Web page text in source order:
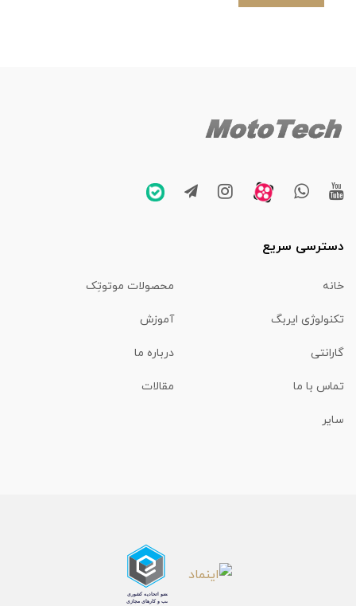
دسترسی سریع
خانه محصولات موتوتِک
تکنولوژی ایربگ آموزش
گارانتی درباره ما
تماس با ما مقالات
سایر